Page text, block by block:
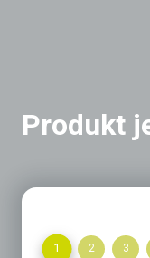
Produkt
1 2 3